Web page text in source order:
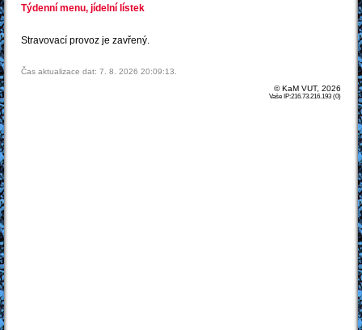
Týdenní menu, jídelní lístek
Stravovací provoz je zavřený.
Čas aktualizace dat: 7. 8. 2026 20:09:13.
© KaM VUT, 2026
Vaše IP:216.73.216.193 (0)